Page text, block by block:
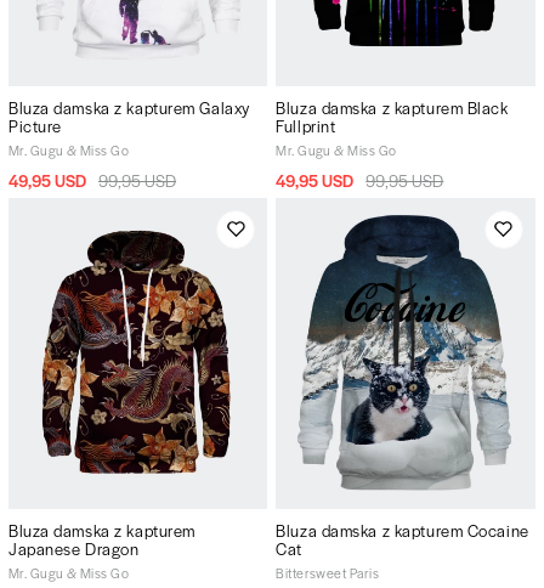
Bluza damska z kapturem Galaxy
Picture
Mr. Gugu & Miss Go
49,95 USD 99,95 USD
Bluza damska z kapturem Black
Fullprint
Mr. Gugu & Miss Go
49,95 USD 99,95 USD
Bluza damska z kapturem
Japanese Dragon
Mr. Gugu & Miss Go
Bluza damska z kapturem Cocaine
Cat
Bittersweet Paris